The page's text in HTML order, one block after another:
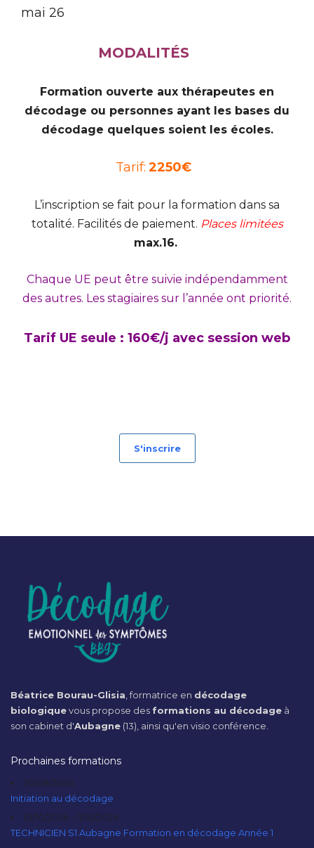
mai 26
MODALITÉS
Formation ouverte aux thérapeutes en
décodage ou personnes ayant les bases du
décodage quelques soient les écoles.
Tarif: 2250€
L’inscription se fait pour la formation dans sa
totalité. Facilités de paiement. Places limitées
max.16.
Chaque UE peut être suivie indépendamment
des autres. Les stagiaires sur l’année ont priorité.
Tarif UE seule : 160€/j avec session web
S'inscrire
Béatrice Bourau-Glisia , formatrice en décodage
biologiquevous propose des formations au décodage à
son cabinet d'Aubagne (13), ainsi qu'en visio conférence.
Prochaines formations
20/09/2026
Initiation au décodage
10/10/2026 - 11/10/2026
TECHNICIEN S1 Aubagne Formation en décodage Année 1